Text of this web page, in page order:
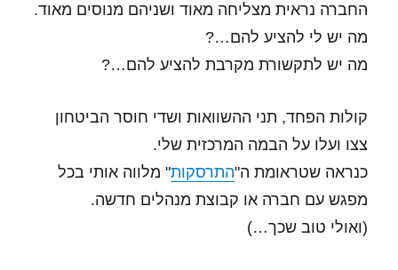
החברה נראית מצליחה מאוד ושניהם מנוסים מאוד.
מה יש לי להציע להם…?
מה יש לתקשורת מקרבת להציע להם…?
קולות הפחד, תני ההשוואות ושדי חוסר הביטחון
צצו ועלו על הבמה המרכזית שלי.
כנראה שטראומת ה"התרסקות" מלווה אותי בכל
מפגש עם חברה או קבוצת מנהלים חדשה.
(ואולי טוב שכך…)